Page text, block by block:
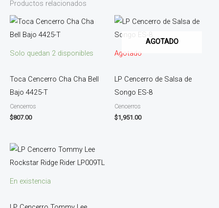
Productos relacionados
Solo quedan 2 disponibles
Toca Cencerro Cha Cha Bell
Bajo 4425-T
Cencerros
$807.00
AGOTADO
Agotado
LP Cencerro de Salsa de
Songo ES-8
Cencerros
$1,951.00
En existencia